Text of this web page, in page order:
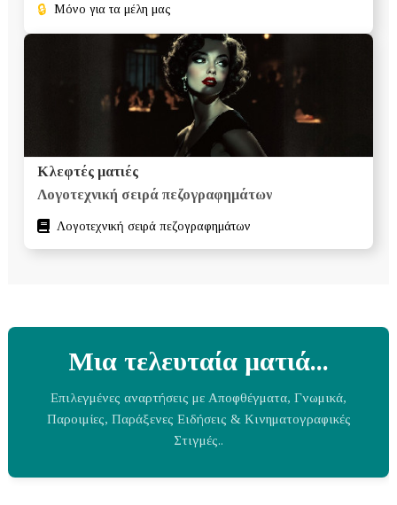
🔒 Μόνο για τα μέλη μας
Κλεφτές ματιές
Λογοτεχνική σειρά πεζογραφημάτων
Λογοτεχνική σειρά πεζογραφημάτων
Μια τελευταία ματιά...
Επιλεγμένες αναρτήσεις με Αποφθέγματα, Γνωμικά,
Παροιμίες, Παράξενες Ειδήσεις & Κινηματογραφικές
Στιγμές..